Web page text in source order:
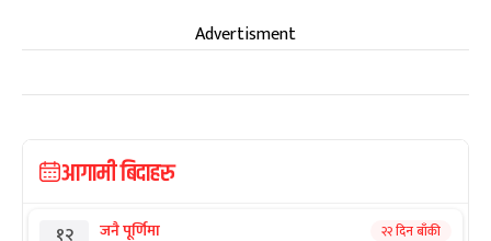
Advertisment
आगामी बिदाहरु
जनै पूर्णिमा २२ दिन बाँकी